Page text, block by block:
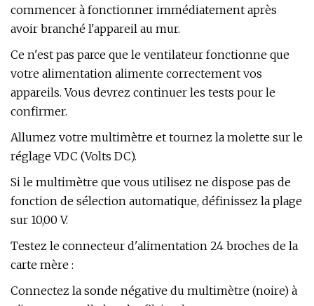
commencer à fonctionner immédiatement après
avoir branché l'appareil au mur.
Ce n'est pas parce que le ventilateur fonctionne que
votre alimentation alimente correctement vos
appareils. Vous devrez continuer les tests pour le
confirmer.
Allumez votre multimètre et tournez la molette sur le
réglage VDC (Volts DC).
Si le multimètre que vous utilisez ne dispose pas de
fonction de sélection automatique, définissez la plage
sur 10,00 V.
Testez le connecteur d'alimentation 24 broches de la
carte mère :
Connectez la sonde négative du multimètre (noire) à